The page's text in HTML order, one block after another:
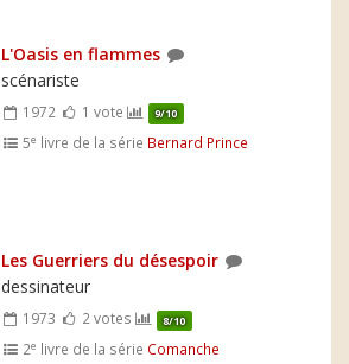
L'Oasis en flammes
scénariste
1972 1 vote 9/10
5e livre de la série Bernard Prince
Les Guerriers du désespoir
dessinateur
1973 2 votes 8/10
2e livre de la série Comanche